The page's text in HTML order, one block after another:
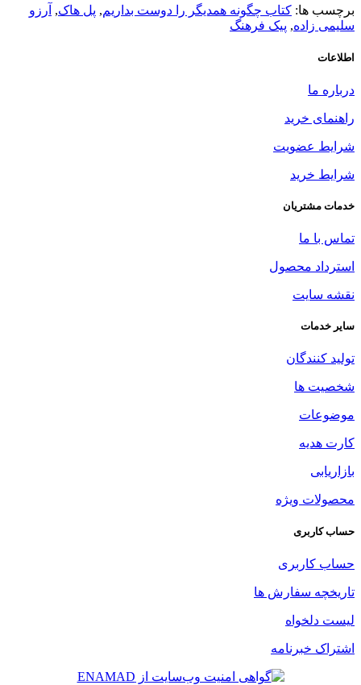
برچسب ها: کتاب چگونه همدیگر را دوست بداریم, پل هاک, آرزو
سلیمی زاده, پیک فرهنگ
اطلاعات
درباره ما
راهنمای خرید
شرایط عضویت
شرایط خرید
خدمات مشتریان
تماس با ما
استرداد محصول
نقشه سایت
سایر خدمات
تولید کنندگان
شخصیت ها
موضوعات
کارت هدیه
بازاریابی
محصولات ویژه
حساب کاربری
حساب کاربری
تاریخچه سفارش ها
لیست دلخواه
اشتراک خبرنامه